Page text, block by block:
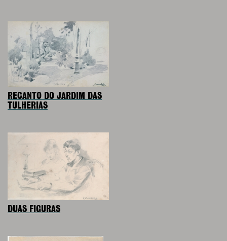
RECANTO DO JARDIM DAS
TULHERIAS
DUAS FIGURAS